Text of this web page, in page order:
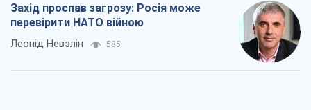
Захід проспав загрозу: Росія може
перевірити НАТО війною
Леонід Невзлін 585